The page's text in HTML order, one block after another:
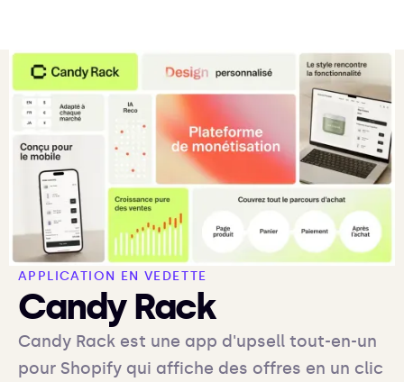
APPLICATION EN VEDETTE
Candy Rack
Candy Rack est une app d'upsell tout-en-un
pour Shopify qui affiche des offres en un clic